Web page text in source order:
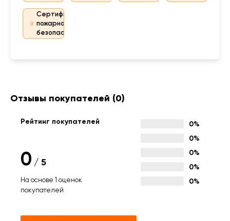
Сертификат
пожарной
безопасности
Отзывы покупателей (0)
Рейтинг покупателей
0 / 5
На основе 1 оценок
покупателей
0%
0%
0%
0%
0%